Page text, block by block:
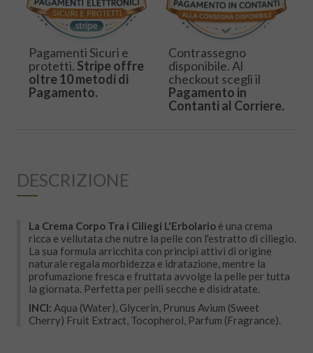
Pagamenti Sicuri e
protetti. Stripe offre
oltre 10 metodi di
Pagamento.
Contrassegno
disponibile. Al
checkout scegli il
Pagamento in
Contanti al Corriere.
DESCRIZIONE
La Crema Corpo Tra i Ciliegi L'Erbolario è una crema
ricca e vellutata che nutre la pelle con l'estratto di ciliegio.
La sua formula arricchita con principi attivi di origine
naturale regala morbidezza e idratazione, mentre la
profumazione fresca e fruttata avvolge la pelle per tutta
la giornata. Perfetta per pelli secche e disidratate.
INCI: Aqua (Water), Glycerin, Prunus Avium (Sweet
Cherry) Fruit Extract, Tocopherol, Parfum (Fragrance).